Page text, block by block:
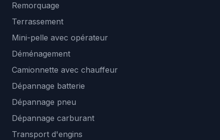
Remorquage
Terrassement
Mini-pelle avec opérateur
Déménagement
Camionnette avec chauffeur
Dépannage batterie
Dépannage pneu
Dépannage carburant
Transport d'engins